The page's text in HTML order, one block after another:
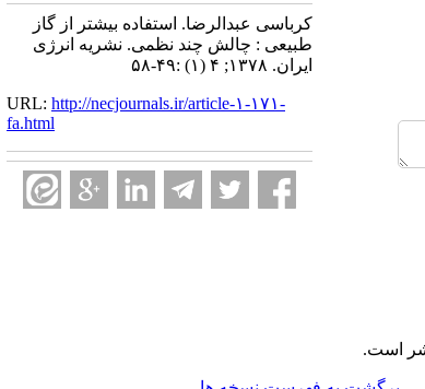
کرباسی عبدالرضا. استفاده بیشتر از گاز
طبیعی : چالش چند نظمی. نشریه انرژی
ایران. ۱۳۷۸; ۴ (۱) :۴۹-۵۸
URL: http://necjournals.ir/article-۱-۱۷۱-
fa.html
است.